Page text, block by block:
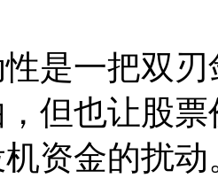
是一把双
但也让股
资金的扰